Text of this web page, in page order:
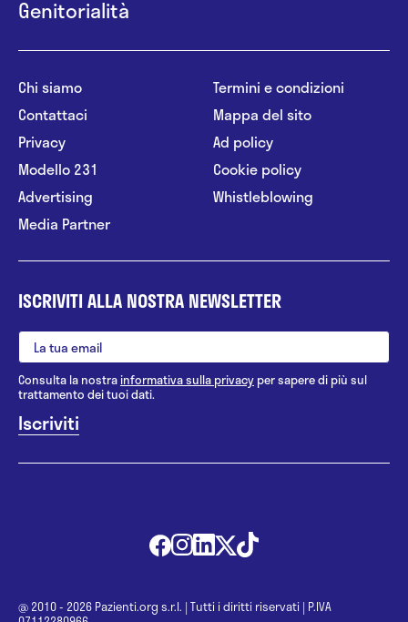
Genitorialità
Chi siamo
Contattaci
Privacy
Modello 231
Advertising
Media Partner
Termini e condizioni
Mappa del sito
Ad policy
Cookie policy
Whistleblowing
ISCRIVITI ALLA NOSTRA NEWSLETTER
Consulta la nostrainformativa sulla privacy per sapere di più sul
trattamento dei tuoi dati.
@ 2010 - 2026 Pazienti.org s.r.l. | Tutti i diritti riservati | P.IVA